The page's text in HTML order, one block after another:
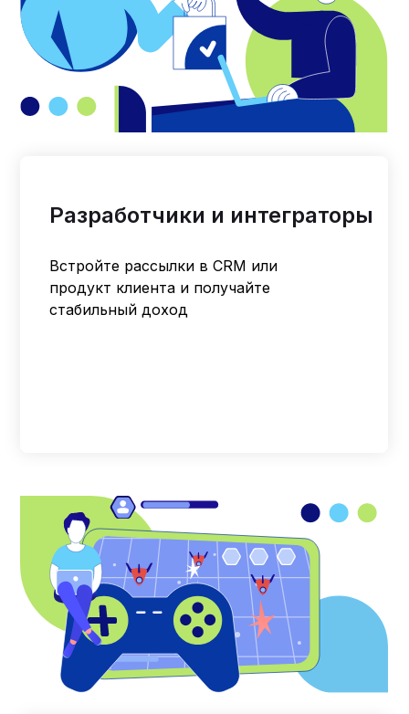
Разработчики и интеграторы
Встройте рассылки в CRM или
продукт клиента и получайте
стабильный доход